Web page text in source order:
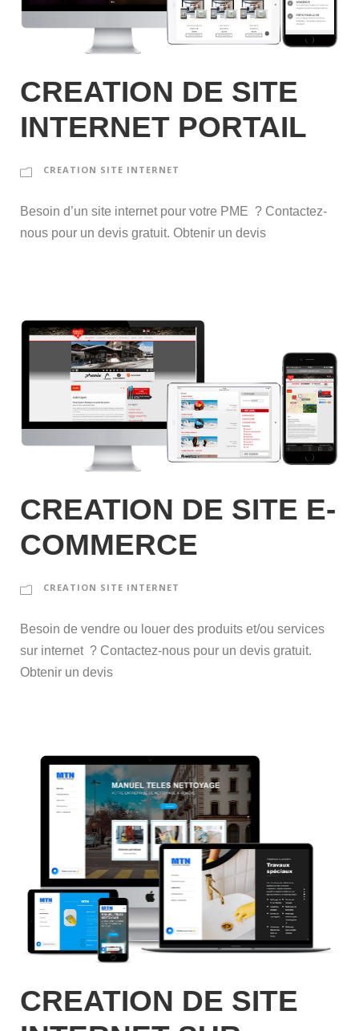
CREATION DE SITE
INTERNET PORTAIL
CREATION SITE INTERNET
Besoin d’un site internet pour votre PME ? Contactez-
nous pour un devis gratuit. Obtenir un devis
CREATION DE SITE E-
COMMERCE
CREATION SITE INTERNET
Besoin de vendre ou louer des produits et/ou services
sur internet ? Contactez-nous pour un devis gratuit.
Obtenir un devis
CREATION DE SITE